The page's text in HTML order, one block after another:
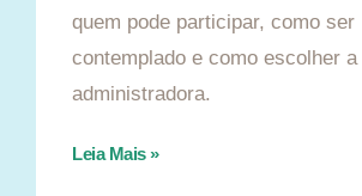
quem pode participar, como ser
contemplado e como escolher
administradora.
Leia Mais »